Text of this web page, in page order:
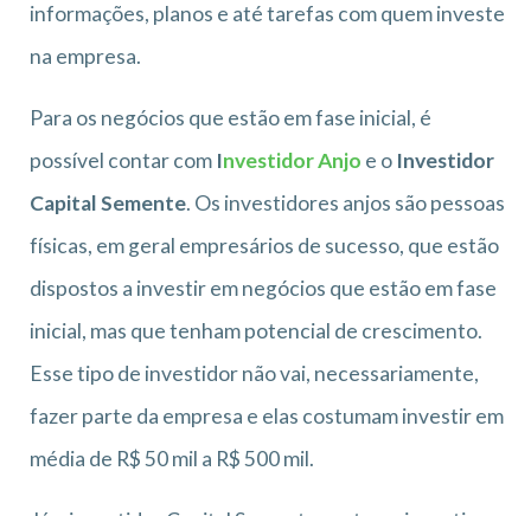
informações, planos e até tarefas com quem investe
na empresa.
Para os negócios que estão em fase inicial, é
possível contar com Investidor Anjo e o Investidor
Capital Semente. Os investidores anjos são pessoas
físicas, em geral empresários de sucesso, que estão
dispostos a investir em negócios que estão em fase
inicial, mas que tenham potencial de crescimento.
Esse tipo de investidor não vai, necessariamente,
fazer parte da empresa e elas costumam investir em
média de R$ 50 mil a R$ 500 mil.